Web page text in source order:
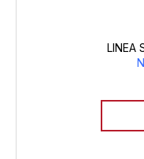
LINEA